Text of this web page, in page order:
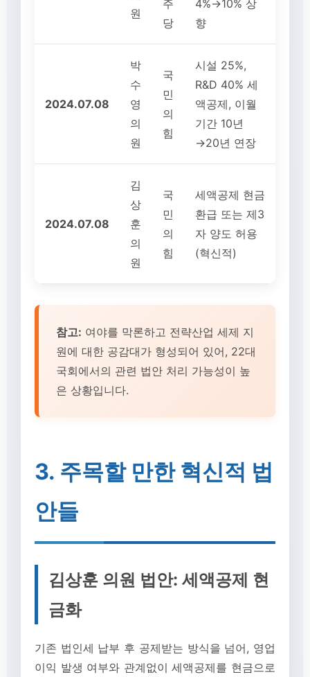
원
주
당
4%→10% 상
향
2024.07.08
박
수
영
의
원
국
민
의
힘
시설 25%,
R&D 40% 세
액공제, 이월
기간 10년
→20년 연장
2024.07.08
김
상
훈
의
원
국
민
의
힘
세액공제 현금
환급 또는 제3
자 양도 허용
(혁신적)
참고: 여야를 막론하고 전략산업 세제 지
원에 대한 공감대가 형성되어 있어, 22대
국회에서의 관련 법안 처리 가능성이 높
은 상황입니다.
3. 주목할 만한 혁신적 법
안들
김상훈 의원 법안: 세액공제 현
금화
기존 법인세 납부 후 공제받는 방식을 넘어, 영업
이익 발생 여부와 관계없이 세액공제를 현금으로